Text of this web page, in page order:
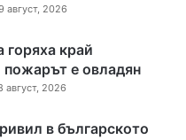
август, 2026
край
пожарът е овладян
август, 2026
в българското